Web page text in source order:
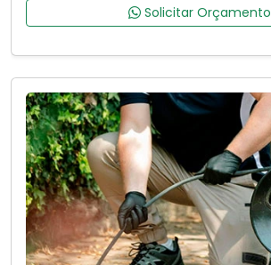
Solicitar Orçamento